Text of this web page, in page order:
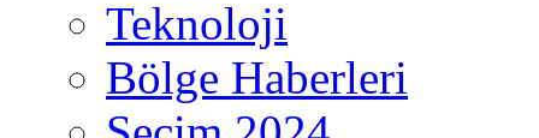
Teknoloji
Bölge Haberleri